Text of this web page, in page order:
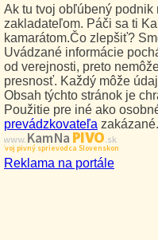
Ak tu tvoj obľúbený podnik
zakladateľom. Páči sa ti
kamarátom.Čo zlepšiť?
Uvádzané informácie
od verejnosti, preto
presnosť. Každý môže
Obsah týchto stránok je
Použitie pre iné ako
prevádzkovateľa zakázané.
www.Kam NaPIVO.sk
Tvoj pivný sprievodca Slovenskom
Reklama na portále